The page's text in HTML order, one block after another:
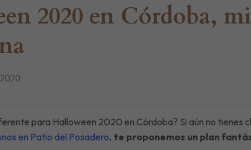
2020 en Córdoba,
para Halloween 2020 en Córdoba? Si aún no
en Patio del Posadero, te proponemos un plan